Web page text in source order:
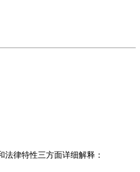
律特性三方面详细解释：